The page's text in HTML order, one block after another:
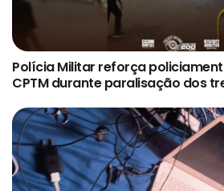
Polícia Militar reforça
CPTM durante paralisação dos